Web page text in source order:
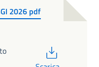
2026 pdf